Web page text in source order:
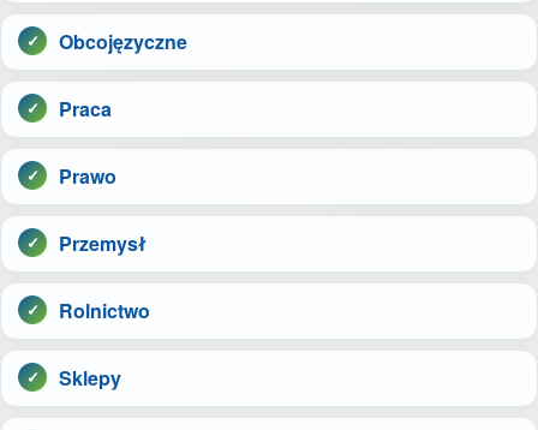
Obcojęzyczne
Praca
Prawo
Przemysł
Rolnictwo
Sklepy